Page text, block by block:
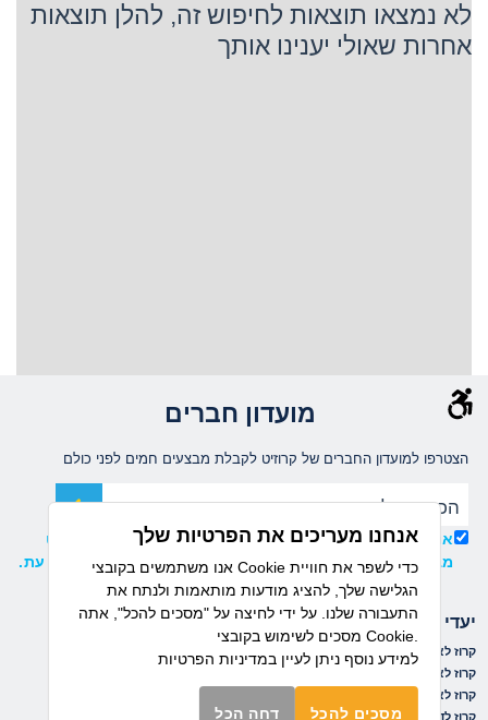
לא נמצאו תוצאות לחיפוש זה, להלן תוצאות
אחרות שאולי יענינו אותך
מועדון חברים
הצטרפו למועדון החברים של קרוזיט לקבלת מבצעים חמים לפני כולם
אני מאשר/ת קבלת עדכונים ומידע שיווקי ממועדון קרוזיט
מבית דיזנהאוז, וידוע לי כי ניתן להסיר את ההרשמה בכל עת.
יעדי הפלגה
קרוז לאיים הקאנריים
קרוז לאיים הקריביים
קרוז לאלסקה
קרוז לדרום אמריקה
קרוז לים התיכון
קרוז לקובה
חברות שייט
אנחנו מעריכים את הפרטיות שלך
אנו משתמשים בקובצי Cookie כדי לשפר את חוויית
הגלישה שלך, להציג מודעות מותאמות ולנתח את
התעבורה שלנו. על ידי לחיצה על "מסכים להכל", אתה
מסכים לשימוש בקובצי Cookie.
למידע נוסף ניתן לעייןבמדיניות הפרטיות
דחה הכל מסכים להכל